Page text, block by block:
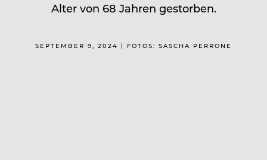
Alter von 68 Jahren gestorben.
SEPTEMBER 9, 2024 | FOTOS: SASCHA PERRONE